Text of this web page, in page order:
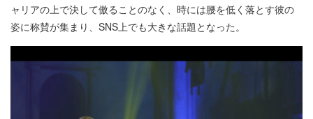
ャリアの上で決して傲ることのなく、時には腰を低く落とす彼の
姿に称賛が集まり、SNS上でも大きな話題となった。